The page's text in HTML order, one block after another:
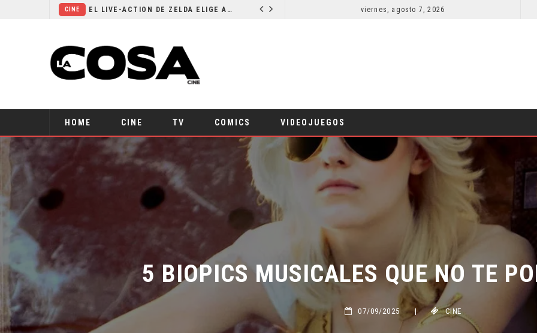
CINE EL LIVE-ACTION DE ZELDA ELIGE A SU VILLANO LA NOCHE DEL DEMONIO: ESTÁN ENTRE NOSOTROS – TRAILER FINAL
viernes, agosto 7, 2026
HOME CINE TV COMICS VIDEOJUEGOS
5 BIOPICS MUSICALES QUE NO TE
| CINE